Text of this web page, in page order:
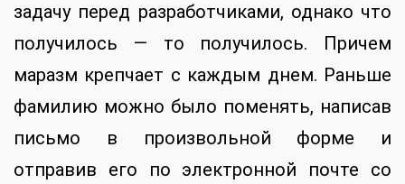
задачу перед разработчиками, однако что
получилось — то получилось. Причем
маразм крепчает с каждым днем. Раньше
фамилию можно было поменять, написав
письмо в произвольной форме и
отправив его по электронной почте со